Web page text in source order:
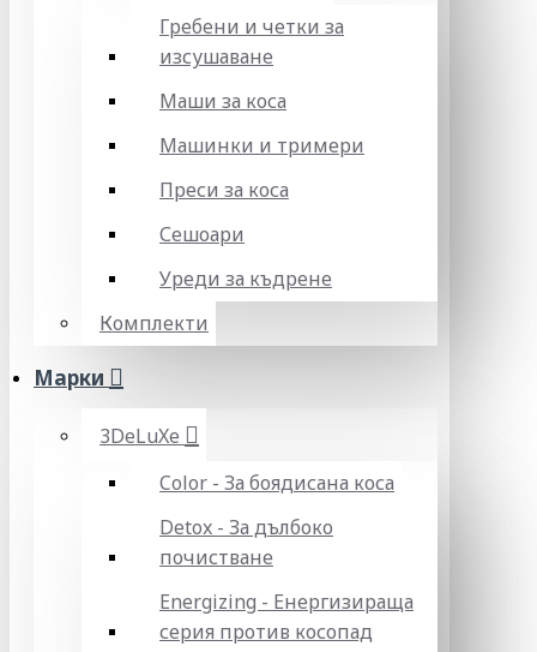
Гребени и четки за
изсушаване
Маши за коса
Машинки и тримери
Преси за коса
Сешоари
Уреди за къдрене
Комплекти
Марки
3DeLuXe
Color - За боядисана коса
Detox - За дълбоко
почистване
Energizing - Енергизираща
серия против косопад